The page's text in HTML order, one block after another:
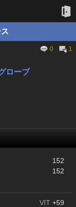
0
1
ローブ
152
152
VIT +59